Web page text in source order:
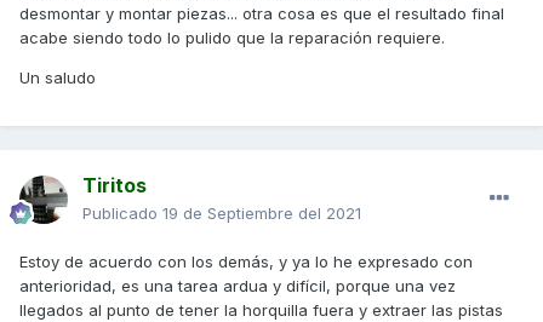
desmontar y montar piezas... otra cosa es que el resultado final
acabe siendo todo lo pulido que la reparación requiere.
Un saludo
Tiritos
Publicado 19 de Septiembre del 2021
Estoy de acuerdo con los demás, y ya lo he expresado con
anterioridad, es una tarea ardua y difícil, porque una vez
llegados al punto de tener la horquilla fuera y extraer las pistas